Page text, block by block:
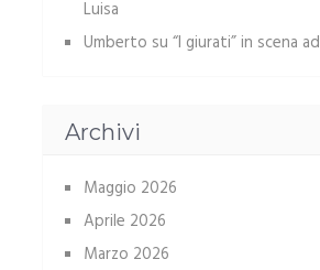
Luisa
Umberto su “I giurati” in scena
Archivi
Maggio 2026
Aprile 2026
Marzo 2026